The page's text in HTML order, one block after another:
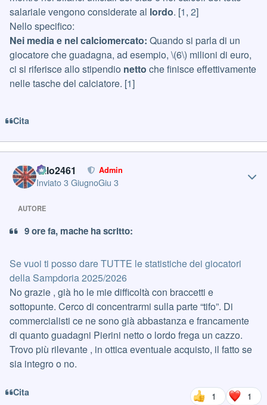
salariale vengono considerate al lordo. [1, 2]
Nello specifico:
Nei media e nel calciomercato: Quando si parla di un
giocatore che guadagna, ad esempio, \(6\) milioni di euro,
ci si riferisce allo stipendio netto che finisce effettivamente
nelle tasche del calciatore. [1]
Cita
cillo2461 Admin
Inviato3 GiugnoGiu 3
AUTORE
9 ore fa, mache ha scritto:
Se vuoi ti posso dare TUTTE le statistiche dei giocatori
della Sampdoria 2025/2026
No grazie , già ho le mie difficoltà con braccetti e
sottopunte. Cerco di concentrarmi sulla parte “tifo”. Di
commercialisti ce ne sono già abbastanza e francamente
di quanto guadagni Pierini netto o lordo frega un cazzo.
Trovo più rilevante , in ottica eventuale acquisto, il fatto se
sia integro o no.
Cita 1 1